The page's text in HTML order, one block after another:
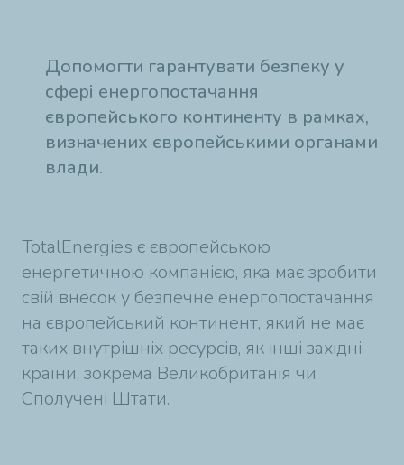
Допомогти гарантувати безпеку у
сфері енергопостачання
європейського континенту в рамках,
визначених європейськими органами
влади.
TotalEnergies є європейською
енергетичною компанією, яка має зробити
свій внесок у безпечне енергопостачання
на європейський континент, який не має
таких внутрішніх ресурсів, як інші західні
країни, зокрема Великобританія чи
Сполучені Штати.